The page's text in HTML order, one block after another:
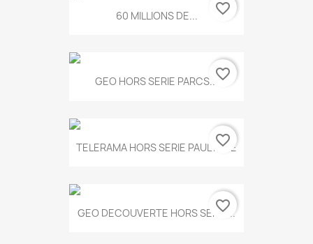
60 MILLIONS DE... favorite_border
GEO HORS SERIE PARCS...favorite_border
TELERAMA HORS SERIE PAUL KLEE
favorite_border
GEO DECOUVERTE HORS SERIE...
favorite_border